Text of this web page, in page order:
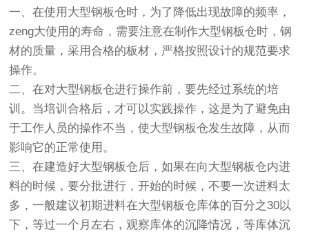
一、在使用大型钢板仓时，为了降低出现故障的频率，
zeng大使用的寿命，需要注意在制作大型钢板仓时，钢
材的质量，采用合格的板材，严格按照设计的规范要求
操作。
二、在对大型钢板仓进行操作前，要先经过系统的培
训。当培训合格后，才可以实践操作，这是为了避免由
于工作人员的操作不当，使大型钢板仓发生故障，从而
影响它的正常使用。
三、在建造好大型钢板仓后，如果在向大型钢板仓内进
料的时候，要分批进行，开始的时候，不要一次进料太
多，一般建议初期进料在大型钢板仓库体的百分之30以
下，等过一个月左右，观察库体的沉降情况，等库体沉